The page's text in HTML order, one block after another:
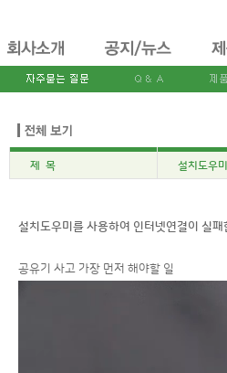
제 목 설치도우
설치도우미를 사용하여 인터넷연결이 실
공유기 사고 가장 먼저 해야할 일